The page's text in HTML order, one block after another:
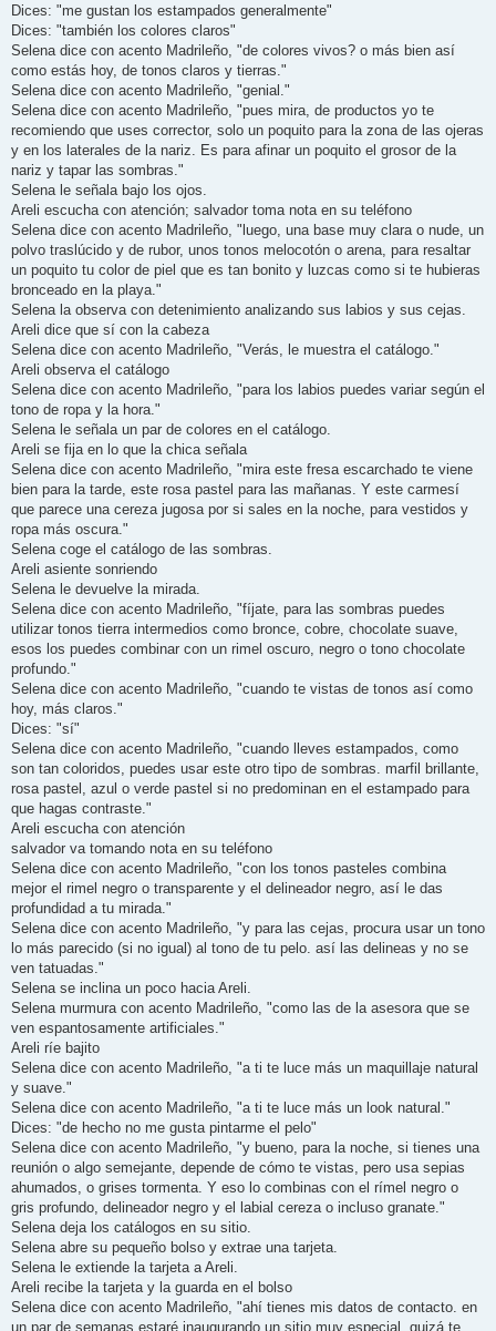
Dices: "me gustan los estampados generalmente"
Dices: "también los colores claros"
Selena dice con acento Madrileño, "de colores vivos? o más bien así
como estás hoy, de tonos claros y tierras."
Selena dice con acento Madrileño, "genial."
Selena dice con acento Madrileño, "pues mira, de productos yo te
recomiendo que uses corrector, solo un poquito para la zona de las ojeras
y en los laterales de la nariz. Es para afinar un poquito el grosor de la
nariz y tapar las sombras."
Selena le señala bajo los ojos.
Areli escucha con atención; salvador toma nota en su teléfono
Selena dice con acento Madrileño, "luego, una base muy clara o nude, un
polvo traslúcido y de rubor, unos tonos melocotón o arena, para resaltar
un poquito tu color de piel que es tan bonito y luzcas como si te hubieras
bronceado en la playa."
Selena la observa con detenimiento analizando sus labios y sus cejas.
Areli dice que sí con la cabeza
Selena dice con acento Madrileño, "Verás, le muestra el catálogo."
Areli observa el catálogo
Selena dice con acento Madrileño, "para los labios puedes variar según el
tono de ropa y la hora."
Selena le señala un par de colores en el catálogo.
Areli se fija en lo que la chica señala
Selena dice con acento Madrileño, "mira este fresa escarchado te viene
bien para la tarde, este rosa pastel para las mañanas. Y este carmesí
que parece una cereza jugosa por si sales en la noche, para vestidos y
ropa más oscura."
Selena coge el catálogo de las sombras.
Areli asiente sonriendo
Selena le devuelve la mirada.
Selena dice con acento Madrileño, "fíjate, para las sombras puedes
utilizar tonos tierra intermedios como bronce, cobre, chocolate suave,
esos los puedes combinar con un rimel oscuro, negro o tono chocolate
profundo."
Selena dice con acento Madrileño, "cuando te vistas de tonos así como
hoy, más claros."
Dices: "sí"
Selena dice con acento Madrileño, "cuando lleves estampados, como
son tan coloridos, puedes usar este otro tipo de sombras. marfil brillante,
rosa pastel, azul o verde pastel si no predominan en el estampado para
que hagas contraste."
Areli escucha con atención
salvador va tomando nota en su teléfono
Selena dice con acento Madrileño, "con los tonos pasteles combina
mejor el rimel negro o transparente y el delineador negro, así le das
profundidad a tu mirada."
Selena dice con acento Madrileño, "y para las cejas, procura usar un tono
lo más parecido (si no igual) al tono de tu pelo. así las delineas y no se
ven tatuadas."
Selena se inclina un poco hacia Areli.
Selena murmura con acento Madrileño, "como las de la asesora que se
ven espantosamente artificiales."
Areli ríe bajito
Selena dice con acento Madrileño, "a ti te luce más un maquillaje natural
y suave."
Selena dice con acento Madrileño, "a ti te luce más un look natural."
Dices: "de hecho no me gusta pintarme el pelo"
Selena dice con acento Madrileño, "y bueno, para la noche, si tienes una
reunión o algo semejante, depende de cómo te vistas, pero usa sepias
ahumados, o grises tormenta. Y eso lo combinas con el rímel negro o
gris profundo, delineador negro y el labial cereza o incluso granate."
Selena deja los catálogos en su sitio.
Selena abre su pequeño bolso y extrae una tarjeta.
Selena le extiende la tarjeta a Areli.
Areli recibe la tarjeta y la guarda en el bolso
Selena dice con acento Madrileño, "ahí tienes mis datos de contacto. en
un par de semanas estaré inaugurando un sitio muy especial, quizá te